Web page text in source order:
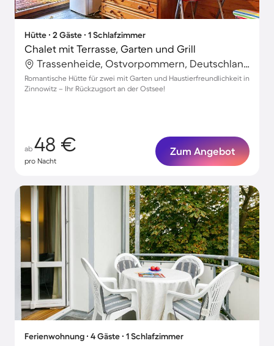
Hütte ∙ 2 Gäste ∙ 1 Schlafzimmer
Chalet mit Terrasse, Garten und Grill
Trassenheide, Ostvorpommern, Deutschland
Romantische Hütte für zwei mit Garten und Haustierfreundlichkeit in
Zinnowitz – Ihr Rückzugsort an der Ostsee!
ab 48 €
pro Nacht
Zum Angebot
Ferienwohnung ∙ 4 Gäste ∙ 1 Schlafzimmer